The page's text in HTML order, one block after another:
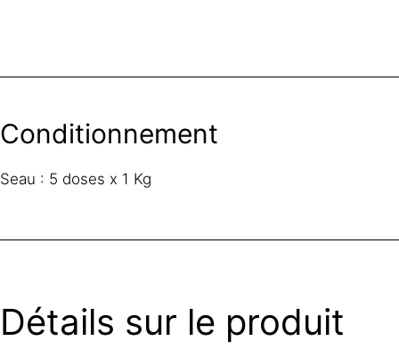
Conditionnement
Seau : 5 doses x 1 Kg
Détails sur le produit